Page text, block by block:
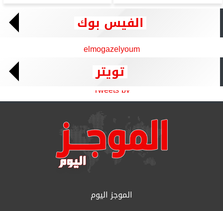
الفيس بوك
elmogazelyoum
تويتر
Tweets by
الموجز اليوم